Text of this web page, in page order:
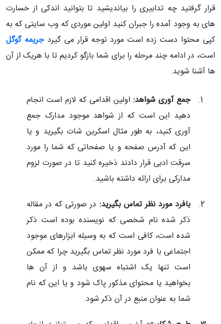
قرار گرفتید چه تدابیری را بیاندیشید تا بتوانید اندکی از خسارت
های به وجود آمده را جبران کنید اولین موردی که وب سایتی که به
کپی محتوا دست زده است مورد توجه قرار می گیردجریمه گوگل
است، در ادامه چند مرحله را برای شما بازگو کردیم تا با هریک از آن
ها آشنا شوید.
جمع آوری شواهد: اولین اقدامی که لازم است انجام
دهید این است که از شواهد موجود مدارک جمع
آوری کنید، به طور مثال اسکرین شات بگیرید و یا
این که آدرس صفحه و یا صفحاتی که شما را مورد
سرقت ادبی قرار دادند ذخیره کنید تا در صورت لزوم
مدارکی برای ارائه داشته باشید.
بافرد مورد نظرتماس بگیرید: در صورتی که در مقاله
ذکر شده نام شخصی که نویسنده بوده است ذکر
شده است، کافی است که به وسیله ابزارهای موجود
اجتماعی با فرد مورد نظر تماس بگیرید چرا که ممکن
است تنها یک اشتباه سهوی باشد و از آن ها
بخواهید یا محتوای مذکور پاک شود و یا این که نام
شما به عنوان منبع در آن ذکر شود.